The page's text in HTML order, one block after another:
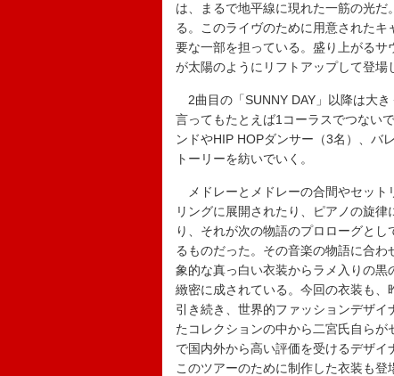
は、まるで地平線に現れた一筋の光
る。このライヴのために用意された
要な一部を担っている。盛り上がる
が太陽のようにリフトアップして登場
2曲目の「SUNNY DAY」以降は大
言ってもたとえば1コーラスでつない
ンドやHIP HOPダンサー（3名）、バ
トーリーを紡いでいく。
メドレーとメドレーの合間やセット
リングに展開されたり、ピアノの旋
り、それが次の物語のプロローグと
るものだった。その音楽の物語に合
象的な真っ白い衣装からラメ入りの
緻密に成されている。今回の衣装も
引き続き、世界的ファッションデザ
たコレクションの中から二宮氏自ら
で国内外から高い評価を受けるデザ
このツアーのために制作した衣装も登